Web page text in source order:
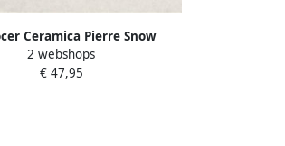
Ceramica Pierre Snow
30x60cm 10mm
Natuursteen look mat
2 webshops
€ 47,95